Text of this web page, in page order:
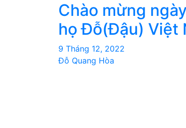
Chào mừng
họ Đỗ(Đậu) Việt
9 Tháng 12, 2022
Đỗ Quang Hòa